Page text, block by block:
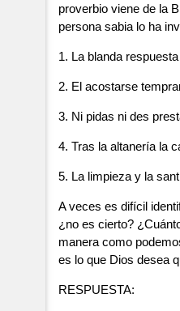
proverbio viene de la
persona sabia lo ha
1. La blanda
2. El acostarse
3. Ni pidas ni des
4. Tras la altanería la
5. La limpieza y la
A veces es difícil
¿no es cierto?
manera como
es lo que Dios desea
RESPUESTA: